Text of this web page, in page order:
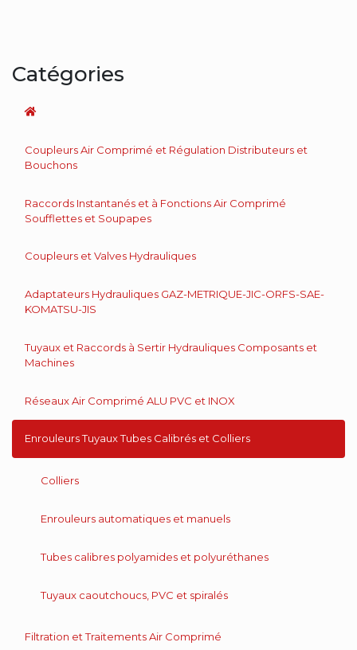
Catégories
Coupleurs Air Comprimé et Régulation Distributeurs et
Bouchons
Raccords Instantanés et à Fonctions Air Comprimé
Soufflettes et Soupapes
Coupleurs et Valves Hydrauliques
Adaptateurs Hydrauliques GAZ-METRIQUE-JIC-ORFS-SAE-
KOMATSU-JIS
Tuyaux et Raccords à Sertir Hydrauliques Composants et
Machines
Réseaux Air Comprimé ALU PVC et INOX
Enrouleurs Tuyaux Tubes Calibrés et Colliers
Colliers
Enrouleurs automatiques et manuels
Tubes calibres polyamides et polyuréthanes
Tuyaux caoutchoucs, PVC et spiralés
Filtration et Traitements Air Comprimé